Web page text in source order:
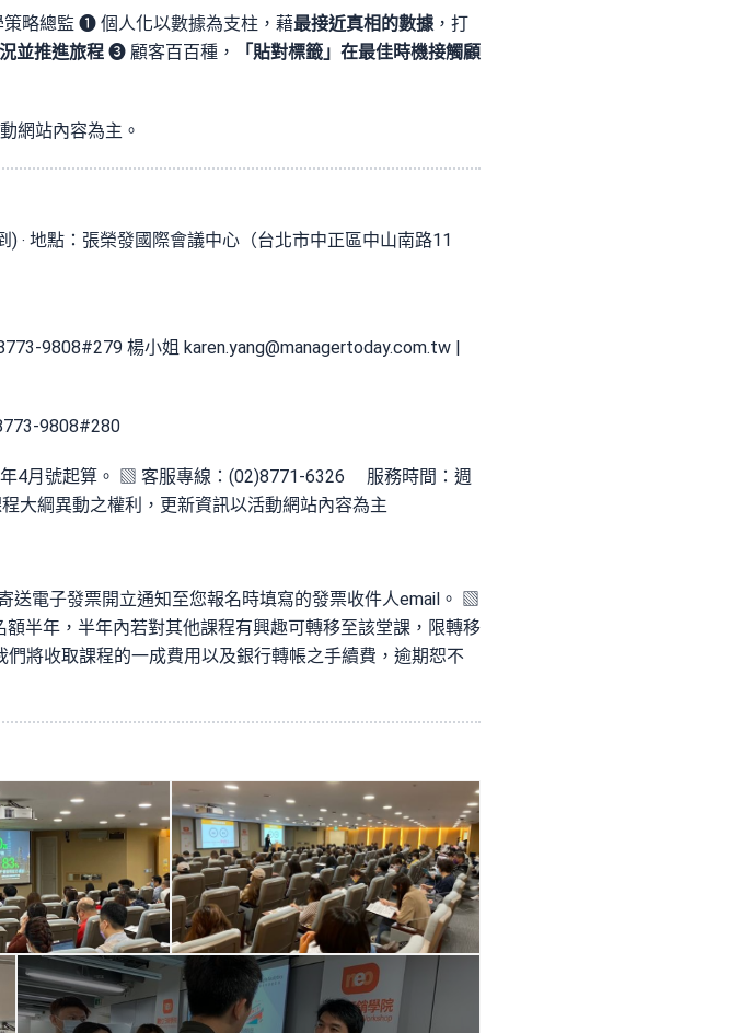
策略總監 ❶ 個人化以數據為支柱，藉最接近真相的數據 ，打
並推進旅程 ❸ 顧客百百種，
「貼對標籤」在最佳時機接觸顧
網站內容為主。
) ‧ 地點：張榮發國際會議中心（台北市中正區中山南路11
9808#279 楊小姐 karen.yang@managertoday.com.tw |
9808#280
4月號起算。 ▧ 客服專線：(02)8771-6326 服務時間：週
大綱異動之權利，更新資訊以活動網站內容為主
送電子發票開立通知至您報名時填寫的發票收件人email。 ▧
半年，半年內若對其他課程有興趣可轉移至該堂課，限轉移
將收取課程的一成費用以及銀行轉帳之手續費，逾期恕不